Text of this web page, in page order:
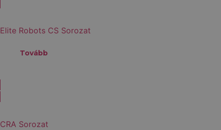
Elite Robots CS Sorozat
Tovább
CRA Sorozat